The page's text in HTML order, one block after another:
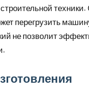
перегрузить
не позволит